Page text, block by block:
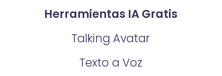
Herramientas IA Gratis
Talking Avatar
Texto a Voz